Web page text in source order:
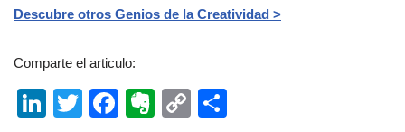
Descubre otros Genios de la Creatividad >
Comparte el articulo:
Li
T
F
E
C